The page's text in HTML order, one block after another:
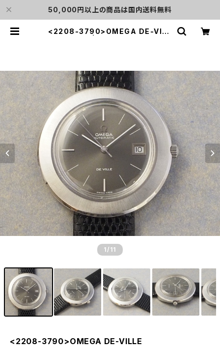
50,000円以上の商品は国内送料無料
<2208-3790>OMEGA DE-VILL
1 /11
<2208-3790>OMEGA DE-VILLE